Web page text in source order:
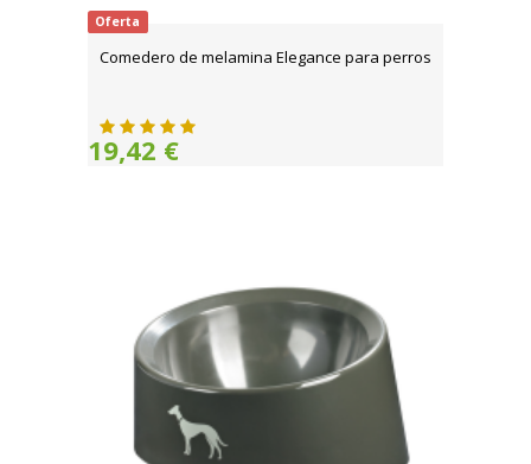
Oferta
Comedero de melamina Elegance para perros
19,42 €